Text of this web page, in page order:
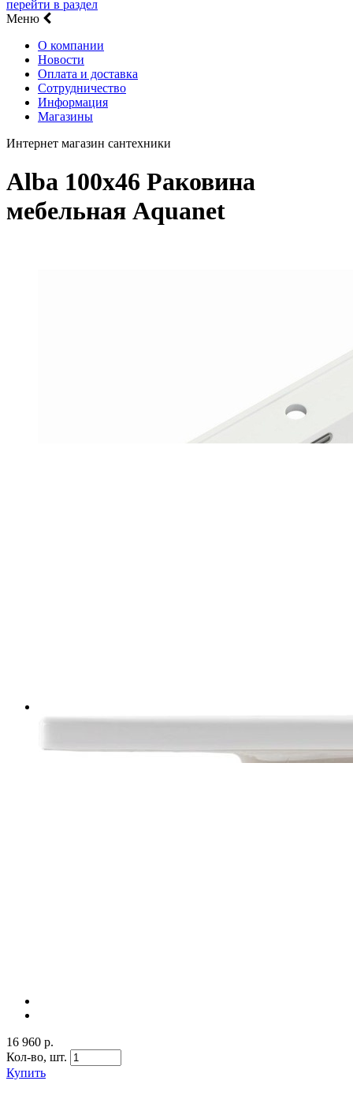
перейти в раздел
Меню
О компании
Новости
Оплата и доставка
Сотрудничество
Информация
Магазины
Интернет магазин сантехники
Alba 100х46 Раковина
мебельная Aquanet
16 960 р.
Кол-во, шт.
Купить